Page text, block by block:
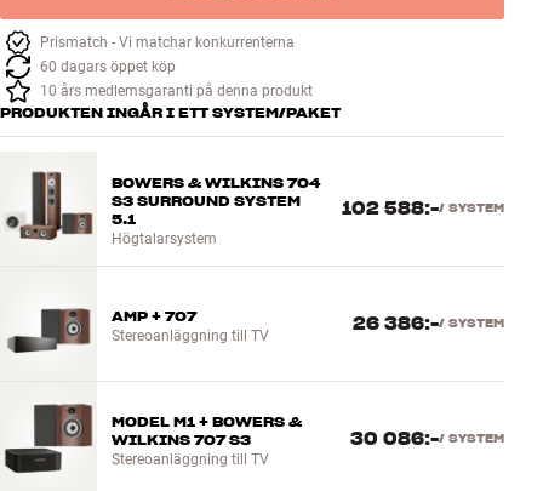
Prismatch - Vi matchar konkurrenterna
60 dagars öppet köp
10 års medlemsgaranti på denna produkt
PRODUKTEN INGÅR I ETT SYSTEM/PAKET
BOWERS & WILKINS 704
S3 SURROUND SYSTEM
5.1
Högtalarsystem
102 588:-/ SYSTEM
AMP + 707
Stereoanläggning till TV
26 386:-/ SYSTEM
MODEL M1 + BOWERS &
WILKINS 707 S3
Stereoanläggning till TV
30 086:-/ SYSTEM